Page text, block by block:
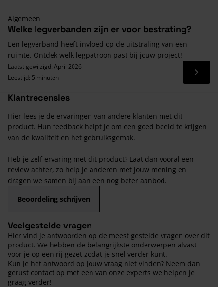
Algemeen
Welke legverbanden zijn er voor bestrating?
Een legverband heeft invloed op de uitstraling van een
ruimte. Ontdek welk legpatroon past bij jouw project!
Laatst gewijzigd: April 2026
Leestijd: 5 minuten
Lees
Klantrecensies
Hier lees je de ervaringen van andere klanten met dit
product. Hun feedback helpt je om een goed beeld te krijgen
van de kwaliteit en het gebruiksgemak.
Heb je zelf ervaring met dit product? Laat dan vooral een
review achter, zo help je anderen met jouw mening en
dragen we samen bij aan een nog beter aanbod.
Beoordeling schrijven
Veelgestelde vragen
Hier vind je antwoorden op de meest gestelde vragen over dit
product. We hebben de belangrijkste onderwerpen alvast
voor je op een rij gezet zodat je snel verder kunt.
Kun je het antwoord op jouw vraag niet vinden? Neem dan
gerust contact op met een van onze experts we helpen je
graag verder!